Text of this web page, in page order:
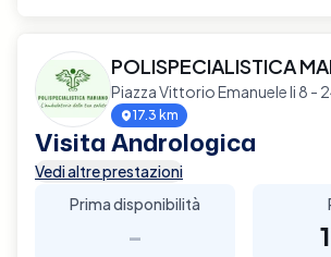
POLISPECIALISTICA
Piazza Vittorio Emanuele Ii 8 -
17.3 km
Visita Andrologica
Vedi altre prestazioni
Prima disponibilità
-